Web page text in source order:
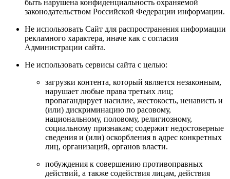
быть нарушена конфиденциальность охраняемой
законодательством Российской Федерации информации.
Не использовать Сайт для распространения информации
рекламного характера, иначе как с согласия
Администрации сайта.
Не использовать сервисы сайта с целью:
загрузки контента, который является незаконным,
нарушает любые права третьих лиц;
пропагандирует насилие, жестокость, ненависть и
(или) дискриминацию по расовому,
национальному, половому, религиозному,
социальному признакам; содержит недостоверные
сведения и (или) оскорбления в адрес конкретных
лиц, организаций, органов власти.
побуждения к совершению противоправных
действий, а также содействия лицам, действия